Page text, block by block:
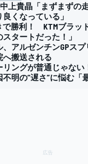
中上貴晶「まずまずの
くなっている」
で勝利！ KTMブラッ
タートだった！」
アルゼンチンGPスプ
へ搬送される
リングが普通じゃな
明の”遅さ”に悩む「